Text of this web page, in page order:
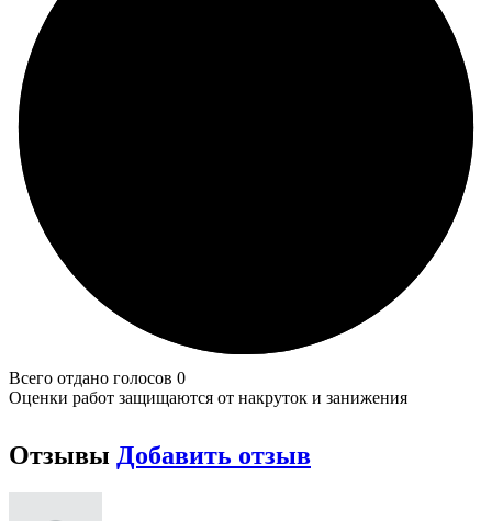
Всего отдано голосов 0
Оценки работ защищаются от накруток и занижения
Отзывы Добавить отзыв